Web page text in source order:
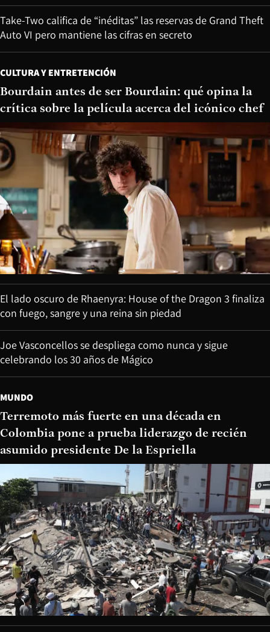
Take-Two califica de “inéditas” las reservas de Grand Theft
Auto VI pero mantiene las cifras en secreto
CULTURA Y ENTRETENCIÓN
Bourdain antes de ser Bourdain: qué opina la
crítica sobre la película acerca del icónico chef
El lado oscuro de Rhaenyra: House of the Dragon 3 finaliza
con fuego, sangre y una reina sin piedad
Joe Vasconcellos se despliega como nunca y sigue
celebrando los 30 años de Mágico
MUNDO
Terremoto más fuerte en una década en
Colombia pone a prueba liderazgo de recién
asumido presidente De la Espriella